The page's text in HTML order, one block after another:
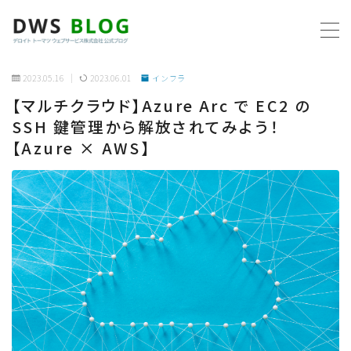
ホーム
AWS
プログラミング
ビジネス
リモートワーク
社内制度
2023.05.16 2023.06.01 インフラ
【マルチクラウド】Azure Arc で EC2 の
SSH 鍵管理から解放されてみよう！
【Azure × AWS】